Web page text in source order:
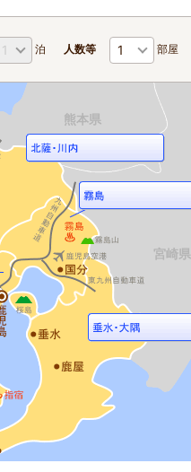
泊 人数等 部屋
宮崎県
熊本県